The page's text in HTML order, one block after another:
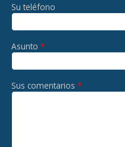
Su teléfono
Asunto *
Sus comentarios *